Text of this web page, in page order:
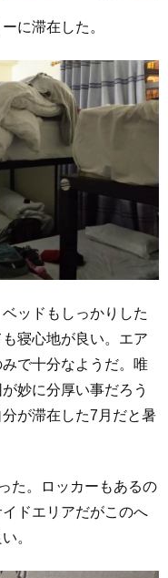
に滞在した。
ッドもしっかりした
寝心地が良い。エア
で十分なようだ。唯
妙に分厚い事だろう
が滞在した7月だと暑
た。ロッカーもあるの
ドエリアだがこのへ
。